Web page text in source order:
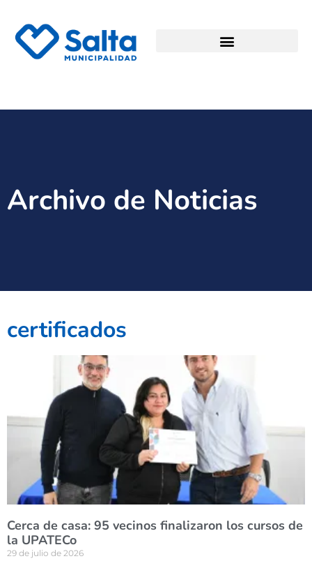
Archivo de Noticias
certificados
Cerca de casa: 95 vecinos finalizaron los cursos de
la UPATECo
29 de julio de 2026